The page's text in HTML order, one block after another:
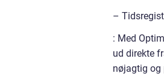
–
: Med
ud direkte
nøjagtig og